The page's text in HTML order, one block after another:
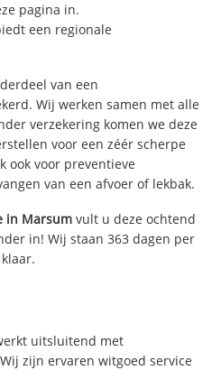
pagina in.
een regionale
van een
Wij werken samen met alle
verzekering komen we deze
voor een zéér scherpe
ook voor preventieve
van een afvoer of lekbak.
in Marsum vult u deze ochtend
in! Wij staan 363 dagen per
uitsluitend met
zijn ervaren witgoed service